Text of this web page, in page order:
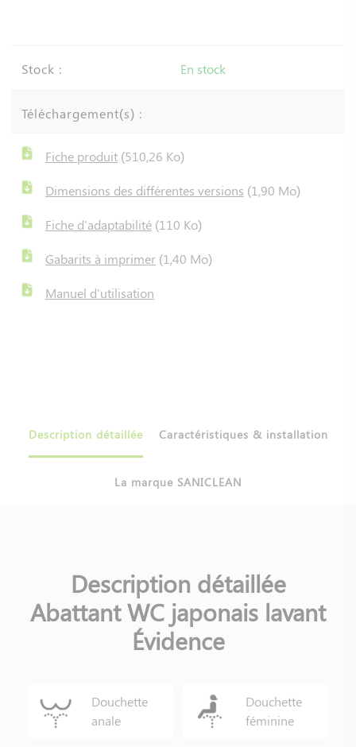
Stock : En stock
Téléchargement(s) :
Fiche produit (510,26 Ko)
Dimensions des différentes versions (1,90 Mo)
Fiche d'adaptabilité (110 Ko)
Gabarits à imprimer (1,40 Mo)
Manuel d'utilisation
Description détaillée Caractéristiques & installation
La marque SANICLEAN
Description détaillée
Abattant WC japonais lavant
Évidence
Douchette
anale
Douchette
féminine